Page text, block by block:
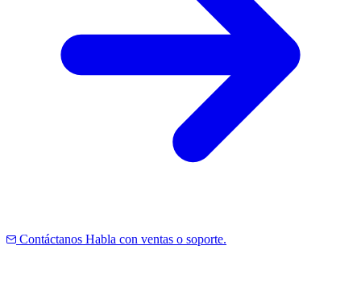
Contáctanos Habla con ventas o soporte.